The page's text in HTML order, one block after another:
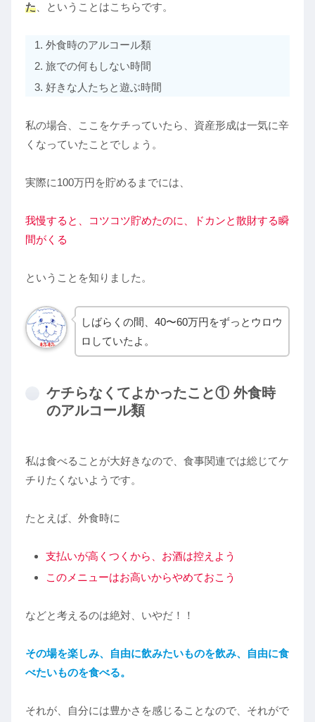
た 、ということはこちらです。
外食時のアルコール類
旅での何もしない時間
好きな人たちと遊ぶ時間
私の場合、ここをケチっていたら、資産形成は一気に辛
くなっていたことでしょう。
実際に100万円を貯めるまでには、
我慢すると、コツコツ貯めたのに、ドカンと散財する瞬
間がくる
ということを知りました。
しばらくの間、40〜60万円をずっとウロウ
ロしていたよ。
ケチらなくてよかったこと① 外食時
のアルコール類
私は食べることが大好きなので、食事関連では総じてケ
チりたくないようです。
たとえば、外食時に
支払いが高くつくから、お酒は控えよう
このメニューはお高いからやめておこう
などと考えるのは絶対、いやだ！！
その場を楽しみ、 自由に飲みたいものを飲み、自由に食
べたいものを食べる。
それが、自分には豊かさを感じることなので、それがで